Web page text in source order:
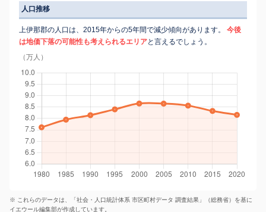
人口推移
上伊那郡の人口は、2015年からの5年間で減少傾向があります。
今後
は地価下落の可能性も考えられるエリアと言えるでしょう。
（万人）
※ これらのデータは、「社会・人口統計体系 市区町村データ 調査結果」（総務省）を基に
イエウール編集部が作成しています。